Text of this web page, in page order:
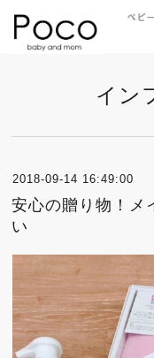
イン
2018-09-14 16:49:00
安心の贈り物！メ
い